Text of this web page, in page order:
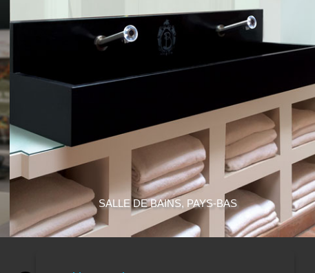
SALLE DE BAINS, PAYS-BAS